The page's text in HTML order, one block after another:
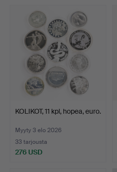
KOLIKOT, 11 kpl, hopea, euro.
Myyty 3 elo 2026
33 tarjousta
276 USD